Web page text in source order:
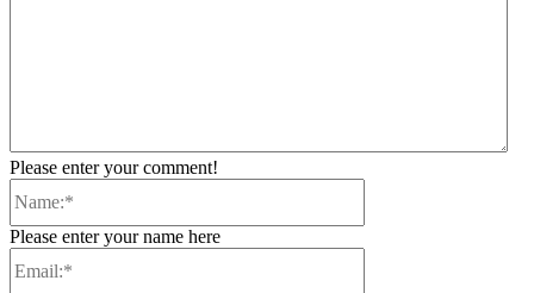
Please enter your comment!
Please enter your name here